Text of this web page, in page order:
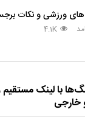
های ورزشی و نکات
4.1K
با لینک مستقیم
خارجی